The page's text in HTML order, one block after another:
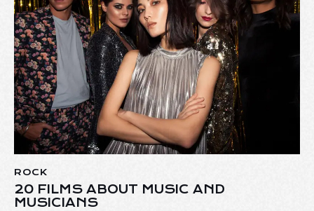
ROCK
20 FILMS ABOUT MUSIC AND
MUSICIANS